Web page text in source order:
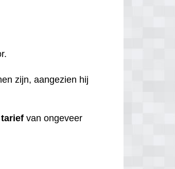
zijn, aangezien hij
tarief van ongeveer